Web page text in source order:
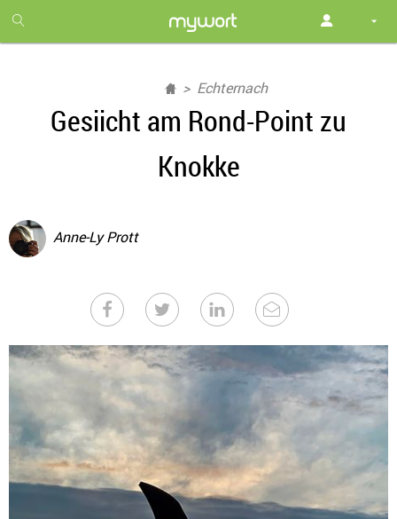
month
free
Echternach
Gesiicht am Rond-Point zu
Knokke
Anne-Ly Prott